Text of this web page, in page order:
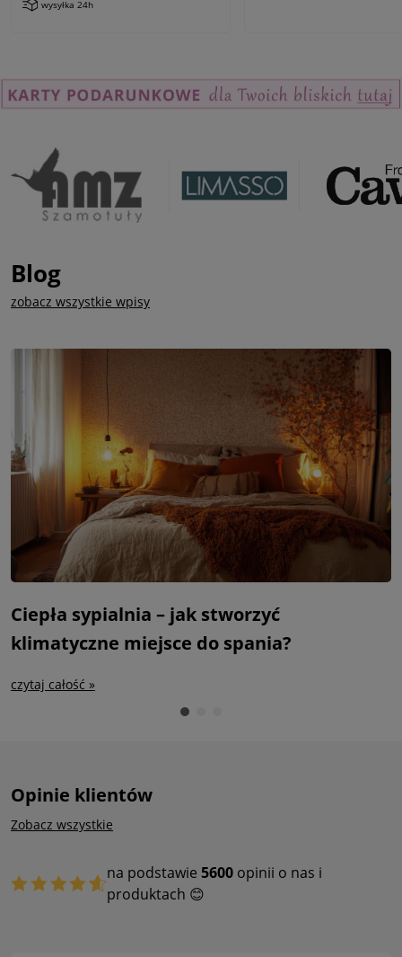
wysyłka 24h
Blog
zobacz wszystkie wpisy
Ciepła sypialnia – jak stworzyć
klimatyczne miejsce do spania?
czytaj całość »
Opinie klientów
Zobacz wszystkie
na podstawie 5600 opinii o nas i
produktach 😊